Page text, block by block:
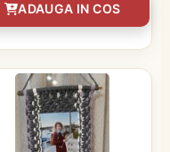
ADAUGA IN COS